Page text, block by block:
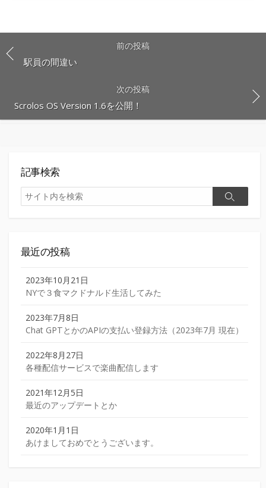
る
前の投稿
駅員の間違い
次の投稿
Scrolos OS Version 1.6を公開！
記事検索
検
索
検
最近の投稿
2023年10月21日
NYで３食マクドナルド生活してみた
2023年7月8日
Chat GPTとかのAPIの支払い登録方法（2023年7月 現在）
2022年8月27日
各種配信サービスで楽曲配信します
2021年12月5日
最近のアップデートとか
2020年1月1日
あけましておめでとうございます。